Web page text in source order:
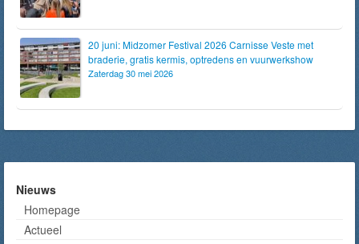
20 juni: Midzomer Festival 2026 Carnisse Veste met
braderie, gratis kermis, optredens en vuurwerkshow
Zaterdag 30 mei 2026
Nieuws
Homepage
Actueel